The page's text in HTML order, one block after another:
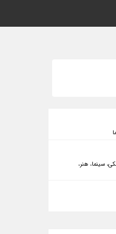
سینما، هنر،